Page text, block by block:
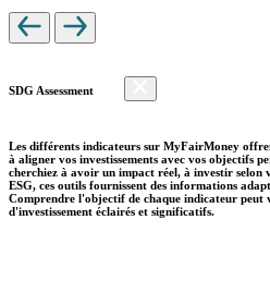
SDG Assessment
Les différents indicateurs sur MyFairMoney
à aligner vos investissements avec vos objectifs
cherchiez à avoir un impact réel, à investir selon
ESG, ces outils fournissent des informations
Comprendre l'objectif de chaque indicateur peut
d'investissement éclairés et significatifs.